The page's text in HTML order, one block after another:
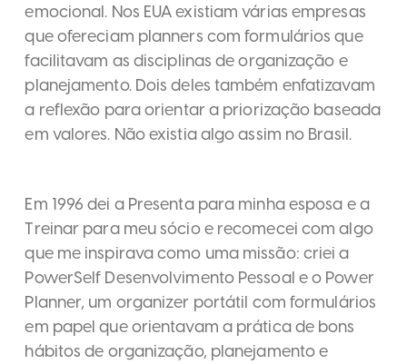
emocional. Nos EUA existiam várias empresas
que ofereciam planners com formulários que
facilitavam as disciplinas de organização e
planejamento. Dois deles também enfatizavam
a reflexão para orientar a priorização baseada
em valores. Não existia algo assim no Brasil.
Em 1996 dei a Presenta para minha esposa e a
Treinar para meu sócio e recomecei com algo
que me inspirava como uma missão: criei a
PowerSelf Desenvolvimento Pessoal e o Power
Planner, um organizer portátil com formulários
em papel que orientavam a prática de bons
hábitos de organização, planejamento e